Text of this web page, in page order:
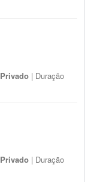
Privado | Duração
Privado | Duração